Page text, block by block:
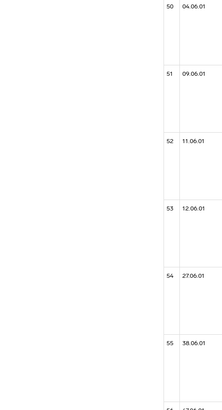
50 04.06.01
51 09.06.01
52 11.06.01
53 12.06.01
54 27.06.01
55 38.06.01